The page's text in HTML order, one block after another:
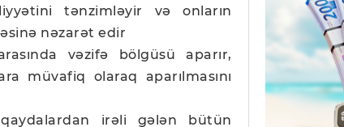
tənzimləyir və onların
nəzarət edir
vəzifə bölgüsü aparır,
müvafiq olaraq aparılmasını
irəli gələn bütün